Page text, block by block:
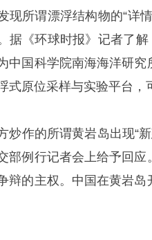
现所谓漂浮结构物的“详
据《环球时报》记者了
中国科学院南海海洋研
式原位采样与实验平台，
炒作的所谓黄岩岛出现“
部例行记者会上给予回
辩的主权。中国在黄岩